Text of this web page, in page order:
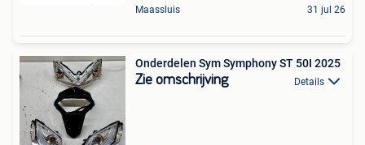
Maassluis 31 jul 26
Onderdelen Sym Symphony ST 50I 2025
Zie omschrijving Details